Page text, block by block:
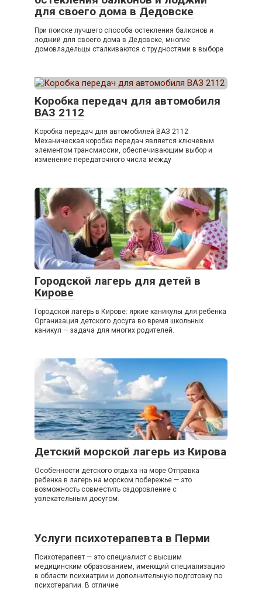
для своего дома в Дедовске
При поиске лучшего способа остекления балконов и
лоджий для своего дома в Дедовске, многие
домовладельцы сталкиваются с трудностями в выборе
Коробка передач для автомобиля
ВАЗ 2112
Коробка передач для автомобилей ВАЗ 2112
Механическая коробка передач является ключевым
элементом трансмиссии, обеспечивающим выбор и
изменение передаточного числа между
Городской лагерь для детей в
Кирове
Городской лагерь в Кирове: яркие каникулы для ребенка
Организация детского досуга во время школьных
каникул — задача для многих родителей.
Детский морской лагерь из Кирова
Особенности детского отдыха на море Отправка
ребенка в лагерь на морском побережье — это
возможность совместить оздоровление с
увлекательным досугом.
Услуги психотерапевта в Перми
Психотерапевт — это специалист с высшим
медицинским образованием, имеющий специализацию
в области психиатрии и дополнительную подготовку по
психотерапии. В отличие